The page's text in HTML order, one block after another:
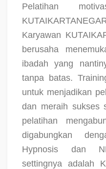
Pelatihan
Karyawan
berusaha
ibadah yang
tanpa batas.
untuk menjadikan
dan meraih sukses
pelatihan
digabungkan
Hypnosis dan
settingnya adalah